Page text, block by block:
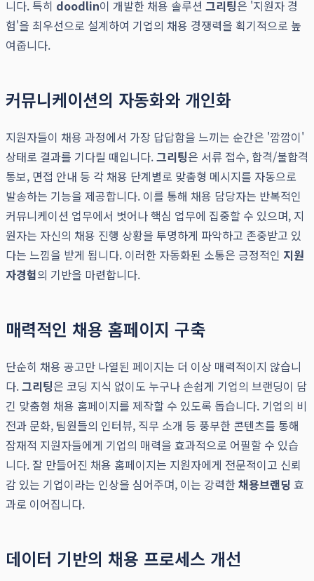
니다. 특히 doodlin이 개발한 채용 솔루션 그리팅은 '지원자 경
험'을 최우선으로 설계하여 기업의 채용 경쟁력을 획기적으로 높
여줍니다.
커뮤니케이션의 자동화와 개인화
지원자들이 채용 과정에서 가장 답답함을 느끼는 순간은 '깜깜이'
상태로 결과를 기다릴 때입니다.그리팅은 서류 접수, 합격/불합격
통보, 면접 안내 등 각 채용 단계별로 맞춤형 메시지를 자동으로
발송하는 기능을 제공합니다. 이를 통해 채용 담당자는 반복적인
커뮤니케이션 업무에서 벗어나 핵심 업무에 집중할 수 있으며, 지
원자는 자신의 채용 진행 상황을 투명하게 파악하고 존중받고 있
다는 느낌을 받게 됩니다. 이러한 자동화된 소통은 긍정적인 지원
자경험의 기반을 마련합니다.
매력적인 채용 홈페이지 구축
단순히 채용 공고만 나열된 페이지는 더 이상 매력적이지 않습니
다.그리팅은 코딩 지식 없이도 누구나 손쉽게 기업의 브랜딩이 담
긴 맞춤형 채용 홈페이지를 제작할 수 있도록 돕습니다. 기업의 비
전과 문화, 팀원들의 인터뷰, 직무 소개 등 풍부한 콘텐츠를 통해
잠재적 지원자들에게 기업의 매력을 효과적으로 어필할 수 있습
니다. 잘 만들어진 채용 홈페이지는 지원자에게 전문적이고 신뢰
감 있는 기업이라는 인상을 심어주며, 이는 강력한채용브랜딩 효
과로 이어집니다.
데이터 기반의 채용 프로세스 개선